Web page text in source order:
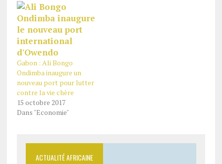
Gabon : Ali Bongo
Ondimba inaugure un
nouveau port pour lutter
contre la vie chère
15 octobre 2017
Dans "Economie"
ACTUALITÉ AFRICAINE